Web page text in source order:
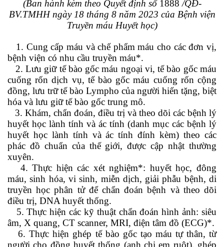
(Ban hành kèm theo Quyết định số 1888/QĐ-
BV.TMHH ngày 18 tháng 8 năm 2023 của Bệnh viện
Truyền máu Huyết học)
1. Cung cấp máu và chế phẩm máu cho các đơn vị,
bệnh viện có nhu cầu truyền máu*.
2. Lưu giữ tế bào gốc máu ngoại vi, tế bào gốc máu
cuống rốn dịch vụ, tế bào gốc máu cuống rốn cộng
đồng, lưu trữ tế bào Lympho của người hiến tặng, biệt
hóa và lưu giữ tế bào gốc trung mô.
3. Khám, chẩn đoán, điều trị và theo dõi các bệnh lý
huyết học lành tính và ác tính (danh mục các bệnh lý
huyết học lành tính và ác tính đính kèm) theo các
phác đồ chuẩn của thế giới, được cập nhật thường
xuyên.
4. Thực hiện các xét nghiệm*: huyết học, đông
máu, sinh hóa, vi sinh, miễn dịch, giải phẫu bệnh, di
truyền học phân tử để chẩn đoán bệnh và theo dõi
điều trị, DNA huyết thống.
5. Thực hiện các kỹ thuật chẩn đoán hình ảnh: siêu
âm, X quang, CT scanner, MRI, điện tâm đồ (ECG)*.
6. Thực hiện ghép tế bào gốc tạo máu tự thân, từ
người cho đồng huyết thống (anh chị em ruột), ghép